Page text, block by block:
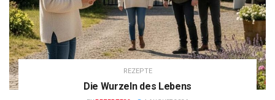
REZEPTE
Die Wurzeln des Lebens